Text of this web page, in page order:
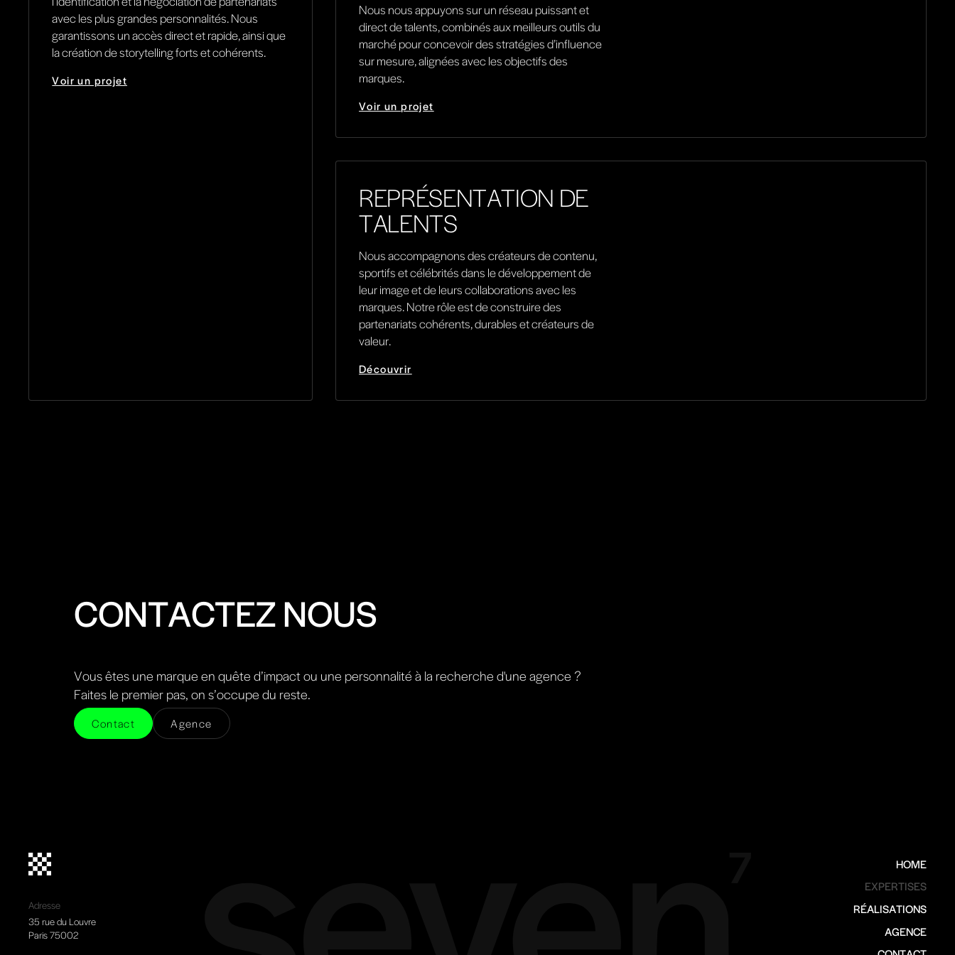
avec les plus grandes personnalités. Nous
garantissons un accès direct et rapide, ainsi que
la création de storytelling forts et cohérents.
Voir un projet
Nous nous appuyons sur un réseau puissant et
direct de talents, combinés aux meilleurs outils du
marché pour concevoir des stratégies d’influence
sur mesure, alignées avec les objectifs des
marques.
Voir un projet
REPRÉSENTATION DE
TALENTS
Nous accompagnons des créateurs de contenu,
sportifs et célébrités dans le développement de
leur image et de leurs collaborations avec les
marques. Notre rôle est de construire des
partenariats cohérents, durables et créateurs de
valeur.
Découvrir
CONTACTEZ NOUS
Vous êtes une marque en quête d’impact ou une personnalité à la recherche d'une agence ?
Faites le premier pas, on s’occupe du reste.
Contact Agence
Adresse
35 rue du Louvre
Paris 75002
HOME
EXPERTISES
RÉALISATIONS
AGENCE